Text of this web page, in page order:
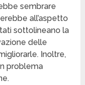
sembrare
all’aspetto
sottolineano la
delle
Inoltre,
problema